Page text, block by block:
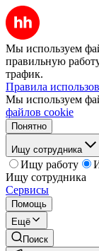
Мы используем
правильную
трафик.
Правила
Мы используем
файлов cookie
Понятно
Ищу сотрудника
Ищу работу
Ищу сотрудника
Сервисы
Помощь
Ещё
Поиск